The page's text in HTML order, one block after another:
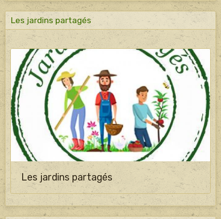
Les jardins partagés
Les jardins partagés